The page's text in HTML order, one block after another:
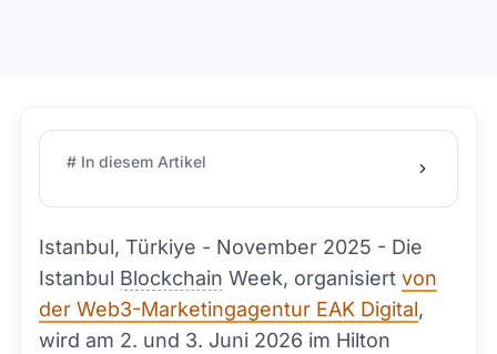
# In diesem Artikel
Istanbul, Türkiye - November 2025 - Die
Istanbul Blockchain Week, organisiert von
der Web3-Marketingagentur EAK Digital,
wird am 2. und 3. Juni 2026 im Hilton